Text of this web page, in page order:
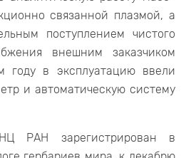
связанной плазмой, а
поступлением чистого
внешним заказчиком
году в эксплуатацию ввели
и автоматическую систему
РАН зарегистрирован в